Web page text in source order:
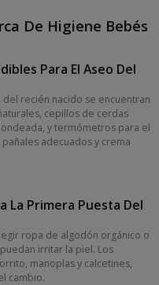
De Higiene Bebés
Para El Aseo Del
recién nacido se encuentran
cepillos de cerdas
y termómetros para el
adecuados y crema
La Primera Puesta Del
ropa de algodón orgánico o
irritar la piel. Los
manoplas y calcetines,
cambio.